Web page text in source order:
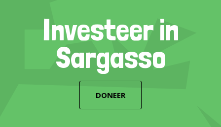
Investeer in
Sargasso
DONEER